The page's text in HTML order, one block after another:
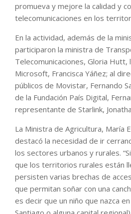
promueva y mejore la calidad y
telecomunicaciones en los
En la actividad, además de la
participaron la ministra de
Telecomunicaciones, Gloria
Microsoft, Francisca Yáñez; al
públicos de Movistar, Fernando
de la Fundación País Digital,
representante de Starlink,
La Ministra de Agricultura, María
destacó la necesidad de ir
los sectores urbanos y rurales.
que los territorios rurales están
persisten varias brechas de
que permitan soñar con una
es decir que un niño que nazca